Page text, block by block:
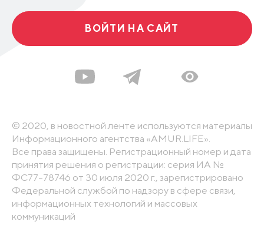
ВОЙТИ НА САЙТ
© 2020, в новостной ленте используются материалы
Информационного агентства «AMUR.LIFE».
Все права защищены. Регистрационный номер и дата
принятия решения о регистрации: серия ИА №
ФС77-78746 от 30 июля 2020 г., зарегистрировано
Федеральной службой по надзору в сфере связи,
информационных технологий и массовых
коммуникаций